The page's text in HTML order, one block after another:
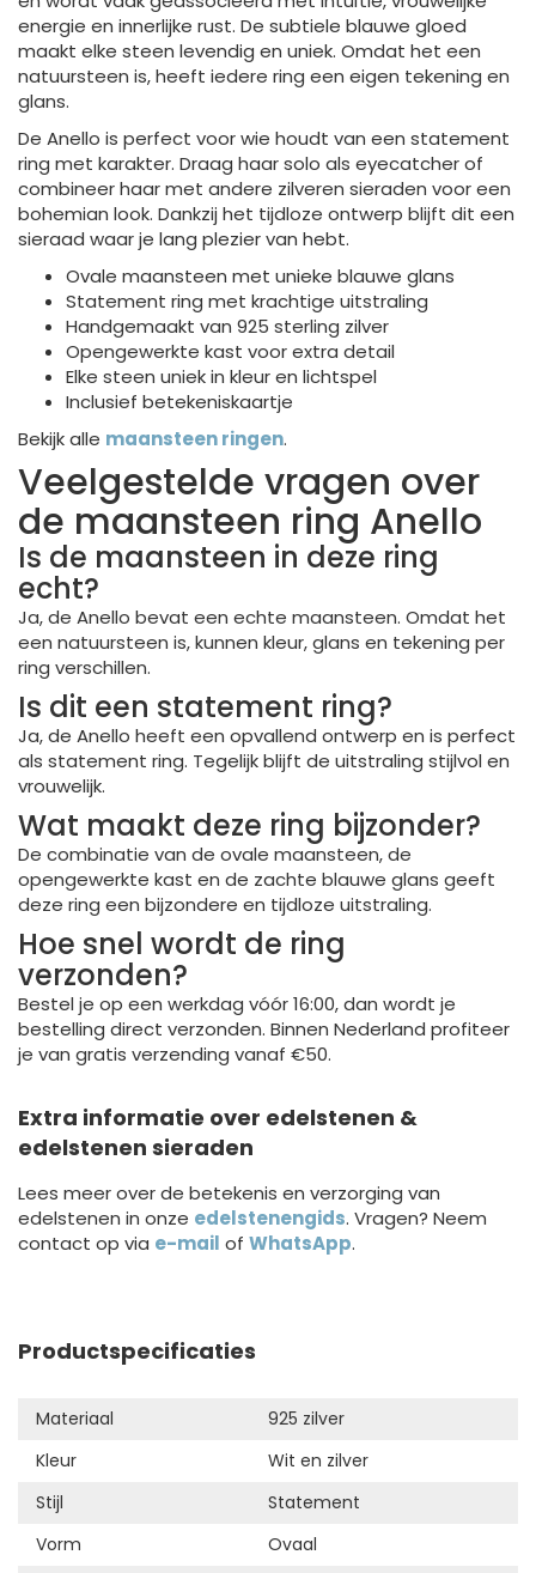
energie en innerlijke rust. De subtiele blauwe gloed
maakt elke steen levendig en uniek. Omdat het een
natuursteen is, heeft iedere ring een eigen tekening en
glans.
De Anello is perfect voor wie houdt van een statement
ring met karakter. Draag haar solo als eyecatcher of
combineer haar met andere zilveren sieraden voor een
bohemian look. Dankzij het tijdloze ontwerp blijft dit een
sieraad waar je lang plezier van hebt.
Ovale maansteen met unieke blauwe glans
Statement ring met krachtige uitstraling
Handgemaakt van 925 sterling zilver
Opengewerkte kast voor extra detail
Elke steen uniek in kleur en lichtspel
Inclusief betekeniskaartje
Bekijk alle maansteen ringen.
Veelgestelde vragen over
de maansteen ring Anello
Is de maansteen in deze ring
echt?
Ja, de Anello bevat een echte maansteen. Omdat het
een natuursteen is, kunnen kleur, glans en tekening per
ring verschillen.
Is dit een statement ring?
Ja, de Anello heeft een opvallend ontwerp en is perfect
als statement ring. Tegelijk blijft de uitstraling stijlvol en
vrouwelijk.
Wat maakt deze ring bijzonder?
De combinatie van de ovale maansteen, de
opengewerkte kast en de zachte blauwe glans geeft
deze ring een bijzondere en tijdloze uitstraling.
Hoe snel wordt de ring
verzonden?
Bestel je op een werkdag vóór 16:00, dan wordt je
bestelling direct verzonden. Binnen Nederland profiteer
je van gratis verzending vanaf €50.
Extra informatie over edelstenen &
edelstenen sieraden
Lees meer over de betekenis en verzorging van
edelstenen in onze edelstenengids. Vragen? Neem
contact op via e-mail of WhatsApp.
Productspecificaties
Materiaal
925 zilver
Kleur
Wit en zilver
Stijl
Statement
Vorm
Ovaal